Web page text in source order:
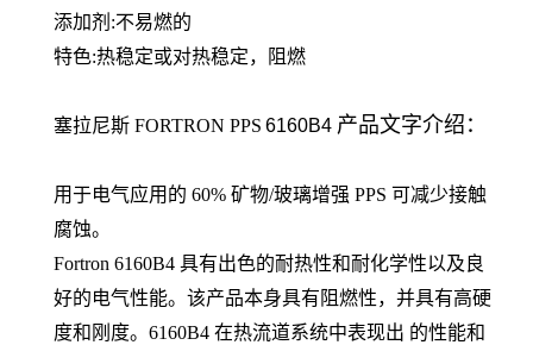
添加剂:不易燃的
特色:热稳定或对热稳定，阻燃
塞拉尼斯 FORTRON PPS 6160B4 产品文字介绍：
用于电气应用的 60% 矿物/玻璃增强 PPS 可减少接触
腐蚀。
Fortron 6160B4 具有出色的耐热性和耐化学性以及良
好的电气性能。该产品本身具有阻燃性，并具有高硬
度和刚度。6160B4 在热流道系统中表现出 的性能和